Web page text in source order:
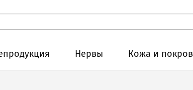
Нервы Кожа и покров